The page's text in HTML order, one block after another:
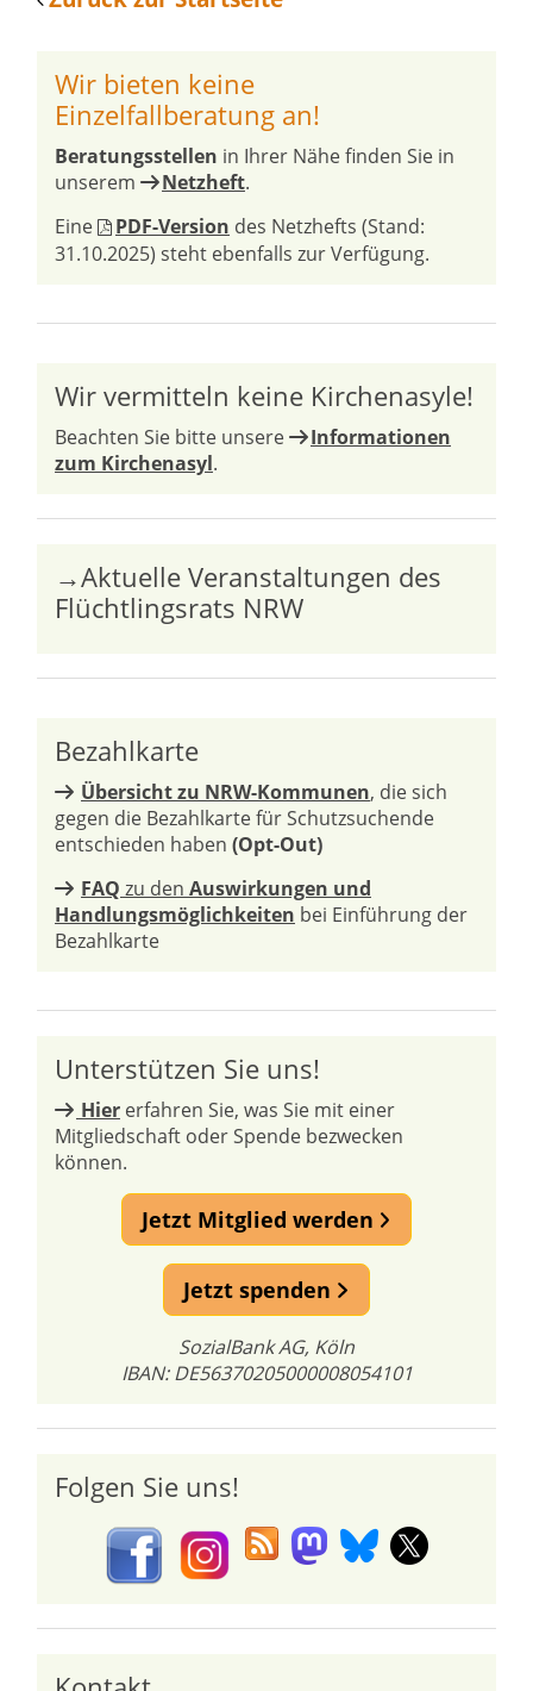
Wir bieten keine
Einzelfallberatung an!
Beratungsstellen in Ihrer Nähe finden Sie in
unserem
Netzheft.
Eine
PDF-Version des Netzhefts (Stand:
31.10.2025) steht ebenfalls zur Verfügung.
Wir vermitteln keine Kirchenasyle!
Beachten Sie bitte unsere
Informationen
zum Kirchenasyl.
→Aktuelle Veranstaltungen des
Flüchtlingsrats NRW
Bezahlkarte
Übersicht zu NRW-Kommunen, die sich
gegen die Bezahlkarte für Schutzsuchende
entschieden haben (Opt-Out)
FAQ zu den Auswirkungen und
Handlungsmöglichkeiten bei Einführung der
Bezahlkarte
Unterstützen Sie uns!
Hier erfahren Sie, was Sie mit einer
Mitgliedschaft oder Spende bezwecken
können.
Jetzt Mitglied werden
Jetzt spenden
SozialBank AG, Köln
IBAN: DE56370205000008054101
Folgen Sie uns!